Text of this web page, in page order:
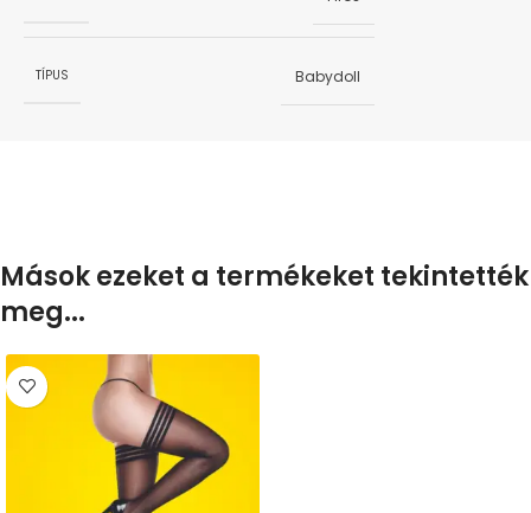
TÍPUS Babydoll
Mások ezeket a termékeket tekintették
meg...